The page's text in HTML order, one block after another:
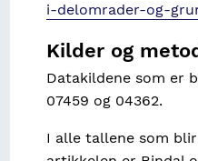
i-delomrader-og-
Kilder og
Datakildene som er
07459 og 04362.
I alle tallene som